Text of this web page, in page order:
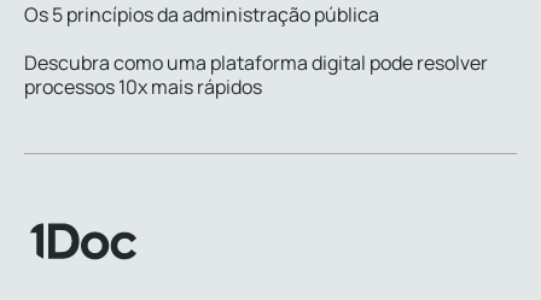
Os 5 princípios da administração pública
Descubra como uma plataforma digital pode resolver
processos 10x mais rápidos